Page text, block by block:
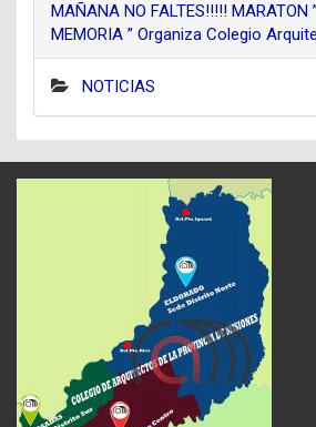
MAÑANA NO FALTES!!!!! MARATON
MEMORIA ” Organiza Colegio
NOTICIAS